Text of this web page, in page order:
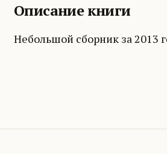
Описание книги
Небольшой сборник за 2013